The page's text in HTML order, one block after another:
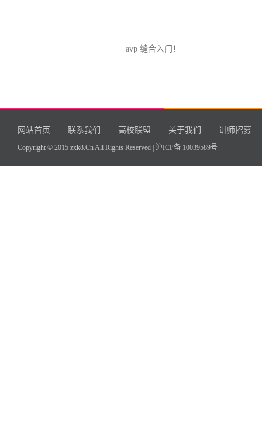
avp 缝合入门！
网站首页 联系我们 高校联盟 关于我们 讲师招募
Copyright © 2015 zxk8.Cn All Rights Reserved | 沪ICP备 10039589号